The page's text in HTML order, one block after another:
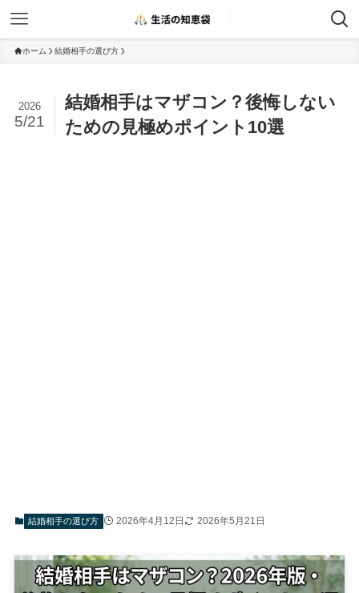
ホーム 結婚相手の選び方
結婚相手はマザコン？後悔しない
ための見極めポイント10選
2026
5/21
結婚相手の選び方 2026年4月12日 2026年5月21日